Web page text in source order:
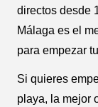
directos desde
Málaga es el
para empezar
Si quieres
playa, la mejor